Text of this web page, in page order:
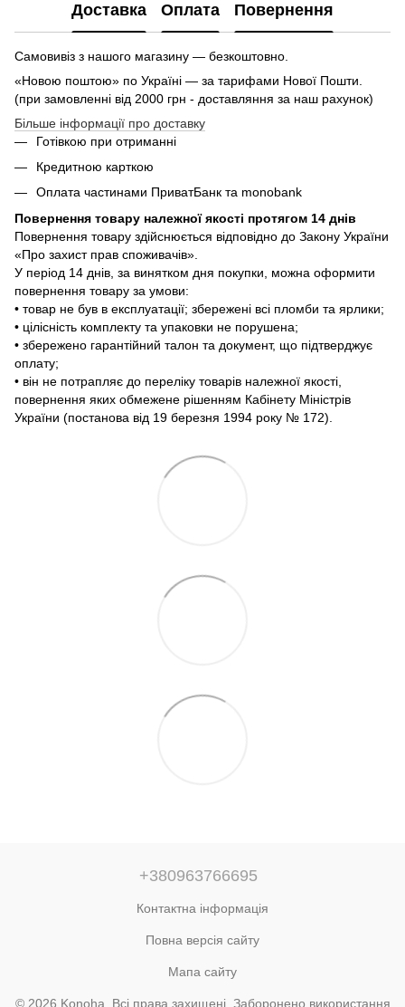
Доставка Оплата Повернення
Самовивіз з нашого магазину — безкоштовно.
«Новою поштою» по Україні — за тарифами Нової Пошти.
(при замовленні від 2000 грн - доставляння за наш рахунок)
Більше інформації про доставку
Готівкою при отриманні
Кредитною карткою
Оплата частинами ПриватБанк та monobank
Повернення товару належної якості протягом 14 днів
Повернення товару здійснюється відповідно до Закону України
«Про захист прав споживачів».
У період 14 днів, за винятком дня покупки, можна оформити
повернення товару за умови:
• товар не був в експлуатації; збережені всі пломби та ярлики;
• цілісність комплекту та упаковки не порушена;
• збережено гарантійний талон та документ, що підтверджує
оплату;
• він не потрапляє до переліку товарів належної якості,
повернення яких обмежене рішенням Кабінету Міністрів
України (постанова від 19 березня 1994 року № 172).
+380963766695
Контактна інформація
Повна версія сайту
Мапа сайту
© 2026 Konoha. Всі права захищені. Заборонено використання